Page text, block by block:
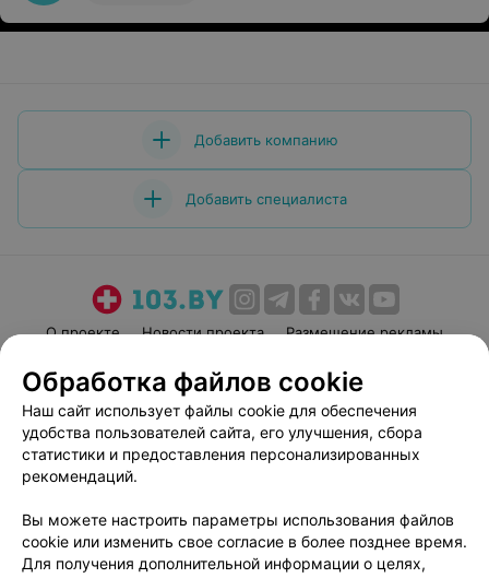
Добавить компанию
Добавить специалиста
О проекте Новости проекта
Размещение рекламы
Пользовательское соглашение
Способы оплаты
Вакансии
Партнеры
Написать руководителю 103.by
Персональные настройки cookie
Обработка персональных данных
Обработка файлов cookie
Наш сайт использует файлы cookie для обеспечения
удобства пользователей сайта, его улучшения, сбора
статистики и предоставления персонализированных
рекомендаций.
Вы можете настроить параметры использования файлов
cookie или изменить свое согласие в более позднее время.
Для получения дополнительной информации о целях,